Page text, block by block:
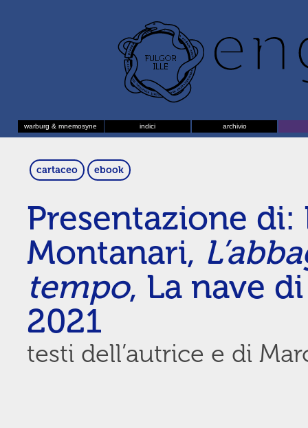
warburg & mnemosyne indici archivio
cartaceo ebook
Presentazione di:
Montanari,
tempo, La nave
2021
testi dell’autrice e di